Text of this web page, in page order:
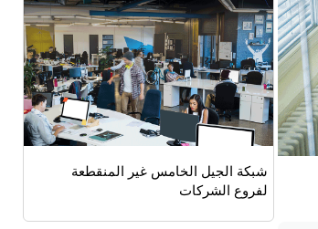
شبكة الجيل الخامس غير المنقطعة
لفروع الشركات